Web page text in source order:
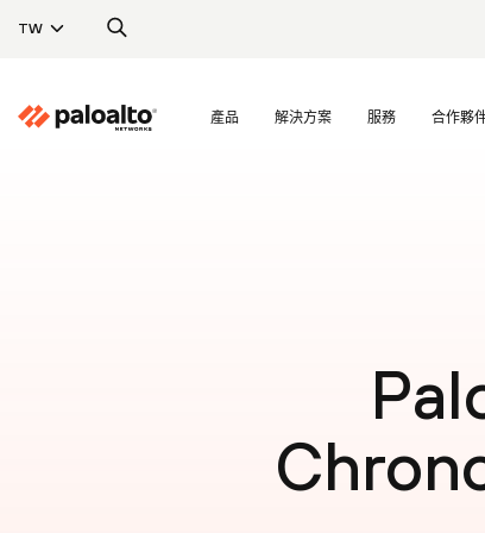
TW
產品 解決方案 服務 合作夥